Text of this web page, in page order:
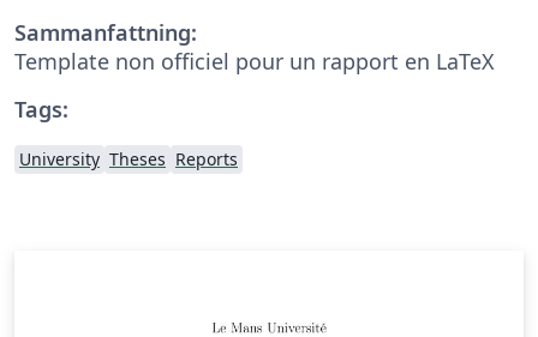
Sammanfattning:
Template non officiel pour un rapport en LaTeX
Tags:
University Theses Reports